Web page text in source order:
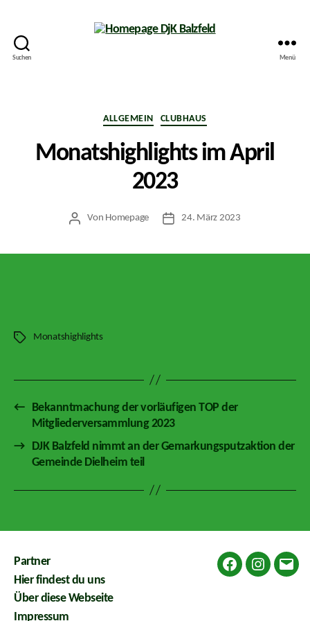
Suchen Menü
Kategorien
ALLGEMEIN CLUBHAUS
Monatshighlights im April
2023
Beitragsautor
Von Homepage Veröffentlichungsdatum
24. März 2023
Schlagwörter
Monatshighlights
←
Bekanntmachung der vorläufigen TOP der
Mitgliederversammlung 2023
→
DJK Balzfeld nimmt an der Gemarkungsputzaktion der
Gemeinde Dielheim teil
Partner
Hier findest du uns
Über diese Webseite
Impressum
FacebookInstagram
E-